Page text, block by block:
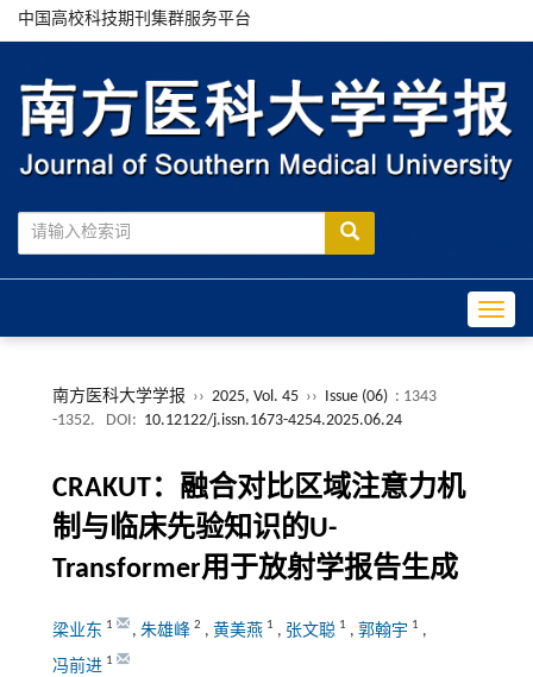
中国高校科技期刊集群服务平台
南方医科大学学报 ›› 2025, Vol. 45 ›› Issue (06) : 1343
-1352.
DOI: 10.12122/j.issn.1673-4254.2025.06.24
CRAKUT：融合对比区域注意力机
制与临床先验知识的U-
Transformer用于放射学报告生成
梁业东 1 , 朱雄峰 2 , 黄美燕 1 , 张文聪 1 , 郭翰宇 1 ,
冯前进 1